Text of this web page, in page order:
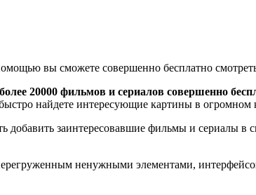
вы сможете совершенно бесплатно
более 20000 фильмов и сериалов совершенно
найдете интересующие картины в огромном
добавить заинтересовавшие фильмы и сериалы
ненужными элементами,